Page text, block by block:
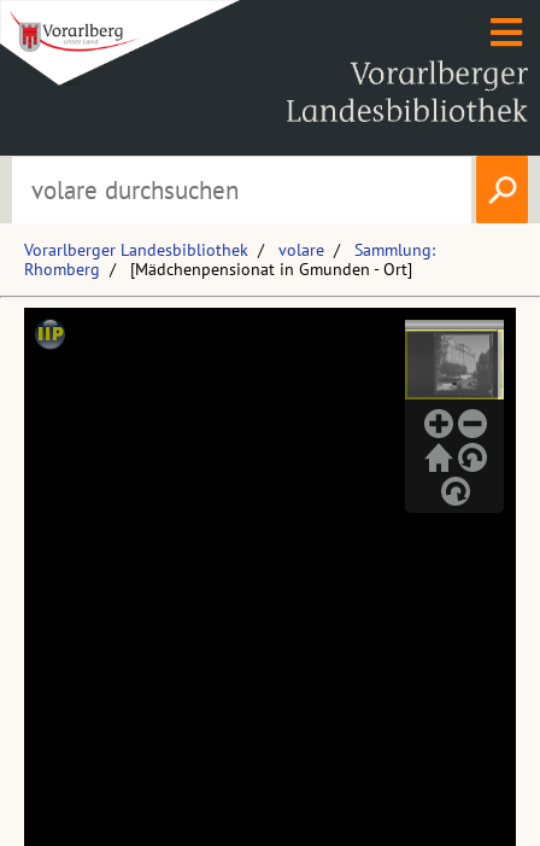
Vorarlberger Landesbibliothek volare
Sammlung:
Rhomberg
[Mädchenpensionat in Gmunden - Ort]